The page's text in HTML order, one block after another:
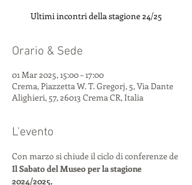
Ultimi incontri della stagione 24/25
Orario & Sede
01 Mar 2025, 15:00 – 17:00
Crema, Piazzetta W. T. Gregorj, 5, Via Dante
Alighieri, 57, 26013 Crema CR, Italia
L'evento
Con marzo si chiude il ciclo di conferenze de
Il Sabato del Museo per la stagione
2024/2025.